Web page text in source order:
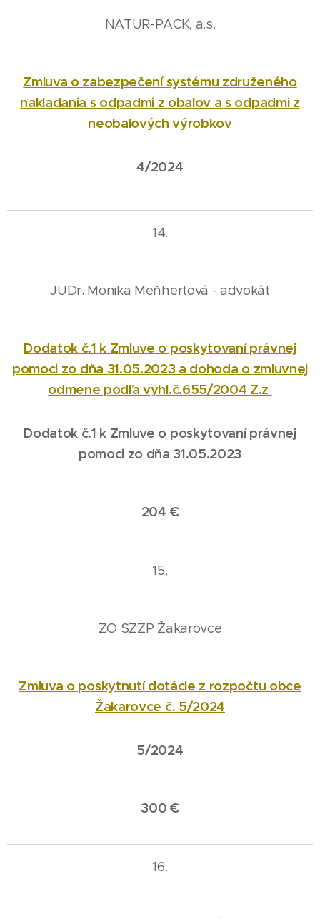
NATUR-PACK, a.s.
Zmluva o zabezpečení systému združeného
nakladania s odpadmi z obalov a s odpadmi z
neobalových výrobkov
4/2024
14.
JUDr. Monika Meňhertová - advokát
Dodatok č.1 k Zmluve o poskytovaní právnej
pomoci zo dňa 31.05.2023 a dohoda o zmluvnej
odmene podľa vyhl.č.655/2004 Z.z
Dodatok č.1 k Zmluve o poskytovaní právnej
pomoci zo dňa 31.05.2023
204 €
15.
ZO SZZP Žakarovce
Zmluva o poskytnutí dotácie z rozpočtu obce
Žakarovce č. 5/2024
5/2024
300 €
16.